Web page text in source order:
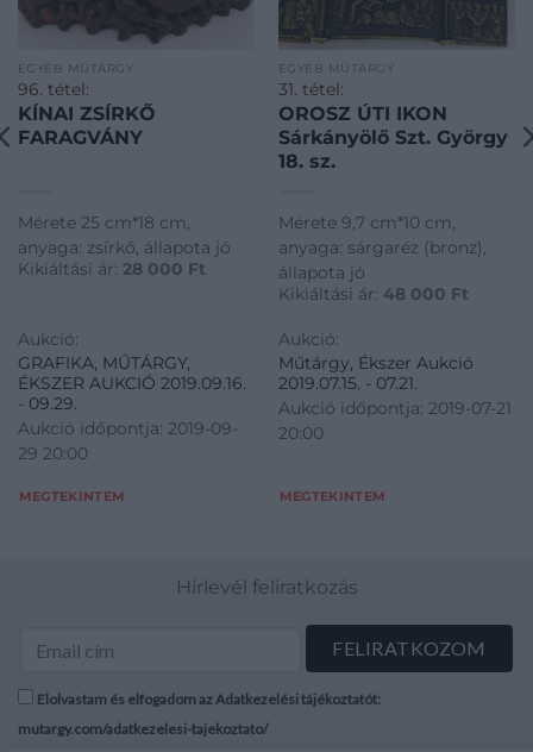
EGYÉB MŰTÁRGY
96. tétel:
KÍNAI ZSÍRKŐ
FARAGVÁNY
Mérete 25 cm*18 cm,
anyaga: zsírkő, állapota jó
Kikiáltási ár: 28 000 Ft
Aukció:
GRAFIKA, MŰTÁRGY,
ÉKSZER AUKCIÓ 2019.09.16.
- 09.29.
Aukció időpontja: 2019-09-
29 20:00
MEGTEKINTEM
EGYÉB MŰTÁRGY
31. tétel:
OROSZ ÚTI IKON
Sárkányölő Szt. György
18. sz.
Mérete 9,7 cm*10 cm,
anyaga: sárgaréz (bronz),
állapota jó
Kikiáltási ár: 48 000 Ft
Aukció:
Műtárgy, Ékszer Aukció
2019.07.15. - 07.21.
Aukció időpontja: 2019-07-21
20:00
MEGTEKINTEM
Hírlevél feliratkozás
Elolvastam és elfogadom az Adatkezelési tájékoztatót:
mutargy.com/adatkezelesi-tajekoztato/